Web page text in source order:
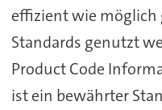
effizient wie möglich
Standards genutzt
Product Code
ist ein bewährter